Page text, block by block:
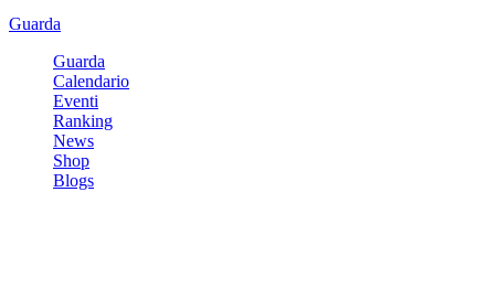
Guarda
Guarda
Calendario
Eventi
Ranking
News
Shop
Blogs